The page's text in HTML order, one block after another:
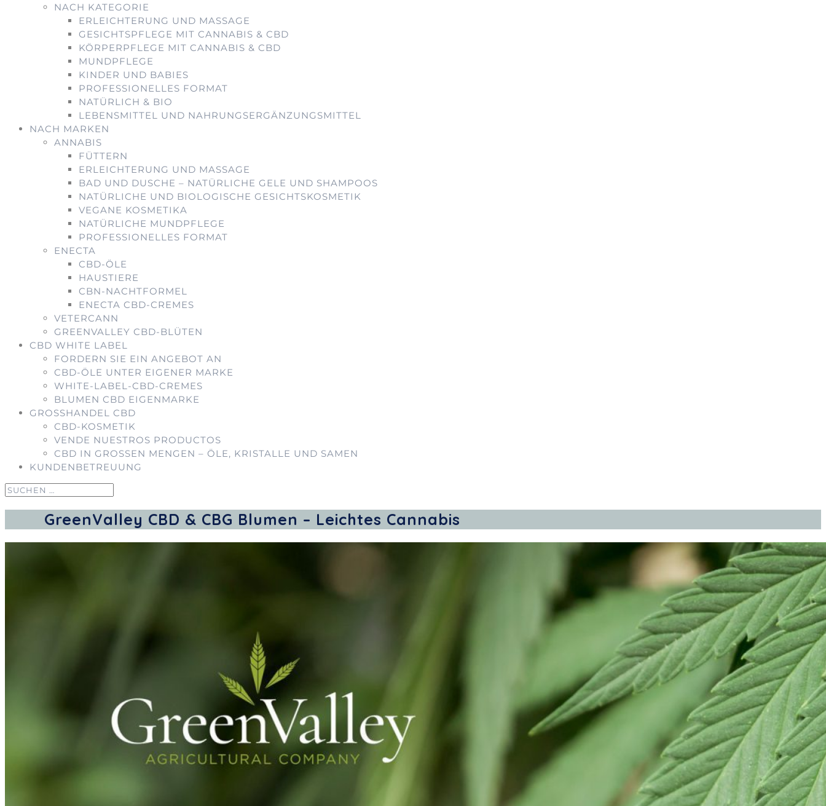
NACH KATEGORIE
ERLEICHTERUNG UND MASSAGE
GESICHTSPFLEGE MIT CANNABIS & CBD
KÖRPERPFLEGE MIT CANNABIS & CBD
MUNDPFLEGE
KINDER UND BABIES
PROFESSIONELLES FORMAT
NATÜRLICH & BIO
LEBENSMITTEL UND NAHRUNGSERGÄNZUNGSMITTEL
NACH MARKEN
ANNABIS
FÜTTERN
ERLEICHTERUNG UND MASSAGE
BAD UND DUSCHE – NATÜRLICHE GELE UND SHAMPOOS
NATÜRLICHE UND BIOLOGISCHE GESICHTSKOSMETIK
VEGANE KOSMETIKA
NATÜRLICHE MUNDPFLEGE
PROFESSIONELLES FORMAT
ENECTA
CBD-ÖLE
HAUSTIERE
CBN-NACHTFORMEL
ENECTA CBD-CREMES
VETERCANN
GREENVALLEY CBD-BLÜTEN
CBD WHITE LABEL
FORDERN SIE EIN ANGEBOT AN
CBD-ÖLE UNTER EIGENER MARKE
WHITE-LABEL-CBD-CREMES
BLUMEN CBD EIGENMARKE
GROSSHANDEL CBD
CBD-KOSMETIK
VENDE NUESTROS PRODUCTOS
CBD IN GROSSEN MENGEN – ÖLE, KRISTALLE UND SAMEN
KUNDENBETREUUNG
GreenValley CBD & CBG Blumen – Leichtes Cannabis